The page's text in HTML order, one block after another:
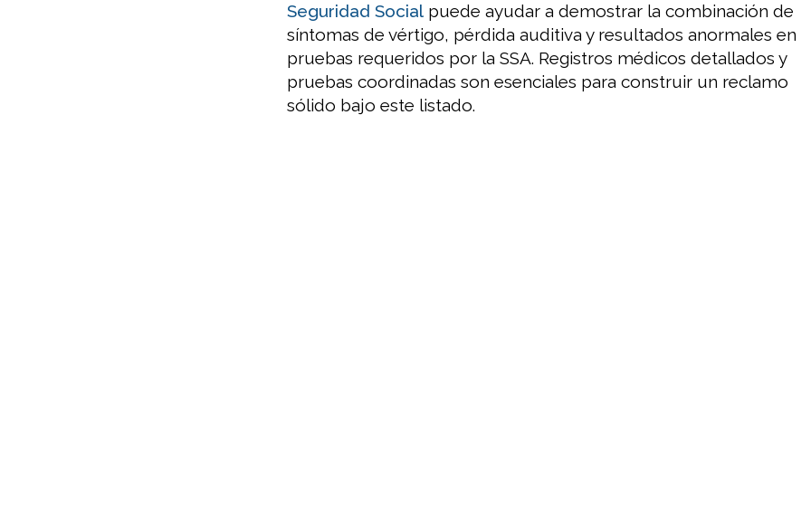
Seguridad Social puede ayudar a demostrar la combinación de
síntomas de vértigo, pérdida auditiva y resultados anormales en
pruebas requeridos por la SSA. Registros médicos detallados y
pruebas coordinadas son esenciales para construir un reclamo
sólido bajo este listado.